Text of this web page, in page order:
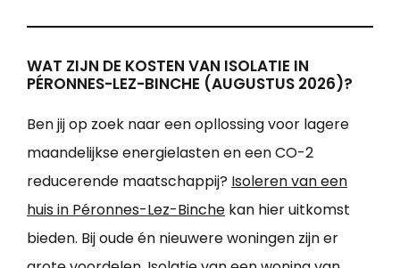
WAT ZIJN DE KOSTEN VAN ISOLATIE IN
PÉRONNES-LEZ-BINCHE (AUGUSTUS 2026)?
Ben jij op zoek naar een opllossing voor lagere
maandelijkse energielasten en een CO-2
reducerende maatschappij? Isoleren van een
huis in Péronnes-Lez-Binche kan hier uitkomst
bieden. Bij oude én nieuwere woningen zijn er